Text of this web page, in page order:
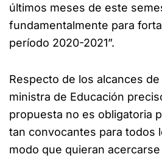
últimos meses de este
fundamentalmente para
período 2020-2021”.
Respecto de los alcances de
ministra de Educación
propuesta no es obligatoria
tan convocantes para todos
modo que quieran